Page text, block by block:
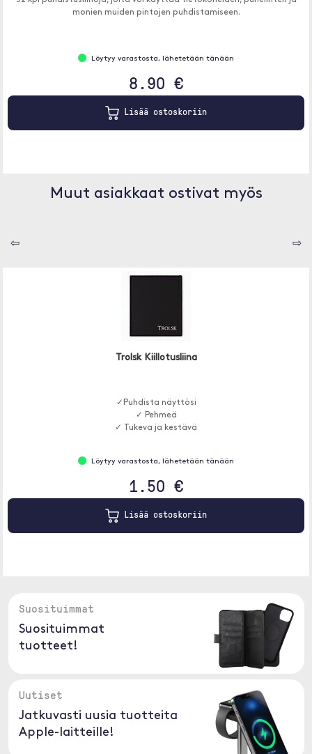
monien muiden pintojen puhdistamiseen.
Löytyy varastosta, lähetetään tänään
8.90 €
Lisää ostoskoriin
Muut asiakkaat ostivat myös
⇦ ⇨
Trolsk Kiillotusliina
✓Puhdista näyttösi
✓ Pehmeä
✓ Tukeva ja kestävä
Löytyy varastosta, lähetetään tänään
1.50 €
Lisää ostoskoriin
Suosituimmat
Suosituimmat
tuotteet!
Uutiset
Jatkuvasti uusia tuotteita
Apple-laitteille!